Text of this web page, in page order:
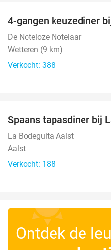
4-gangen keuzediner
De Noteloze Notelaar
Wetteren (9 km)
Verkocht: 388
Spaans tapasdiner bij
La Bodeguita Aalst
Aalst
Verkocht: 188
Ontdek de